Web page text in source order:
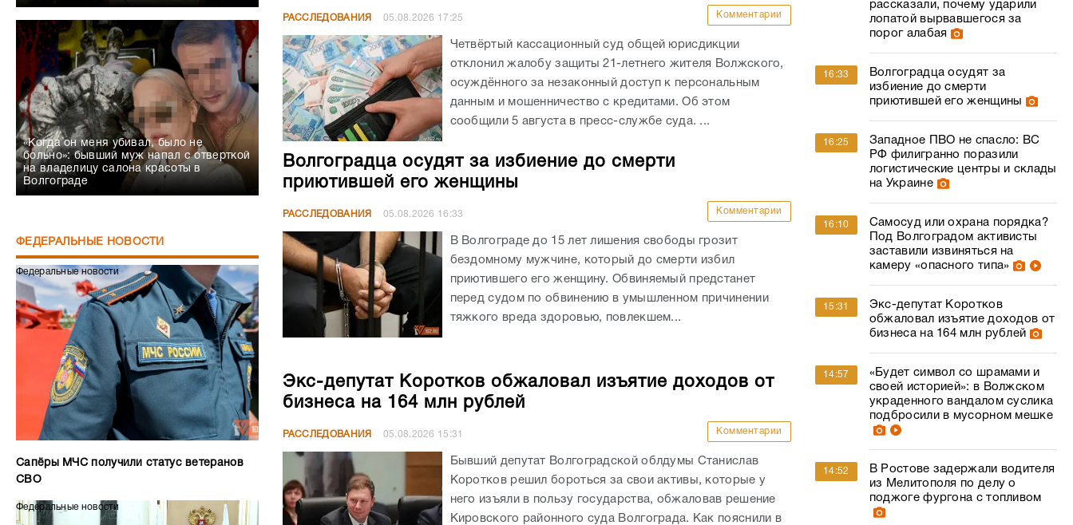
«Когда он меня убивал, было не
больно»: бывший муж напал с отверткой
на владелицу салона красоты в
Волгограде
ФЕДЕРАЛЬНЫЕ НОВОСТИ
Федеральные новости
Сапёры МЧС получили статус ветеранов
СВО
Федеральные новости
РАССЛЕДОВАНИЯ 05.08.2026 17:25 Комментарии
Четвёртый кассационный суд общей юрисдикции
отклонил жалобу защиты 21-летнего жителя Волжского,
осуждённого за незаконный доступ к персональным
данным и мошенничество с кредитами. Об этом
сообщили 5 августа в пресс-службе суда. ...
Волгоградца осудят за избиение до смерти
приютившей его женщины
РАССЛЕДОВАНИЯ 05.08.2026 16:33 Комментарии
В Волгограде до 15 лет лишения свободы грозит
бездомному мужчине, который до смерти избил
приютившего его женщину. Обвиняемый предстанет
перед судом по обвинению в умышленном причинении
тяжкого вреда здоровью, повлекшем...
Экс-депутат Коротков обжаловал изъятие доходов от
бизнеса на 164 млн рублей
РАССЛЕДОВАНИЯ 05.08.2026 15:31 Комментарии
Бывший депутат Волгоградской облдумы Станислав
Коротков решил бороться за свои активы, которые у
него изъяли в пользу государства, обжаловав решение
Кировского районного суда Волгограда. Как пояснили в
рассказали, почему ударили
лопатой вырвавшегося за
порог алабая
16:33
Волгоградца осудят за
избиение до смерти
приютившей его женщины
16:25
Западное ПВО не спасло: ВС
РФ филигранно поразили
логистические центры и склады
на Украине
16:10
Самосуд или охрана порядка?
Под Волгоградом активисты
заставили извиняться на
камеру «опасного типа»
15:31
Экс-депутат Коротков
обжаловал изъятие доходов от
бизнеса на 164 млн рублей
14:57
«Будет символ со шрамами и
своей историей»: в Волжском
украденного вандалом суслика
подбросили в мусорном мешке
14:52
В Ростове задержали водителя
из Мелитополя по делу о
поджоге фургона с топливом